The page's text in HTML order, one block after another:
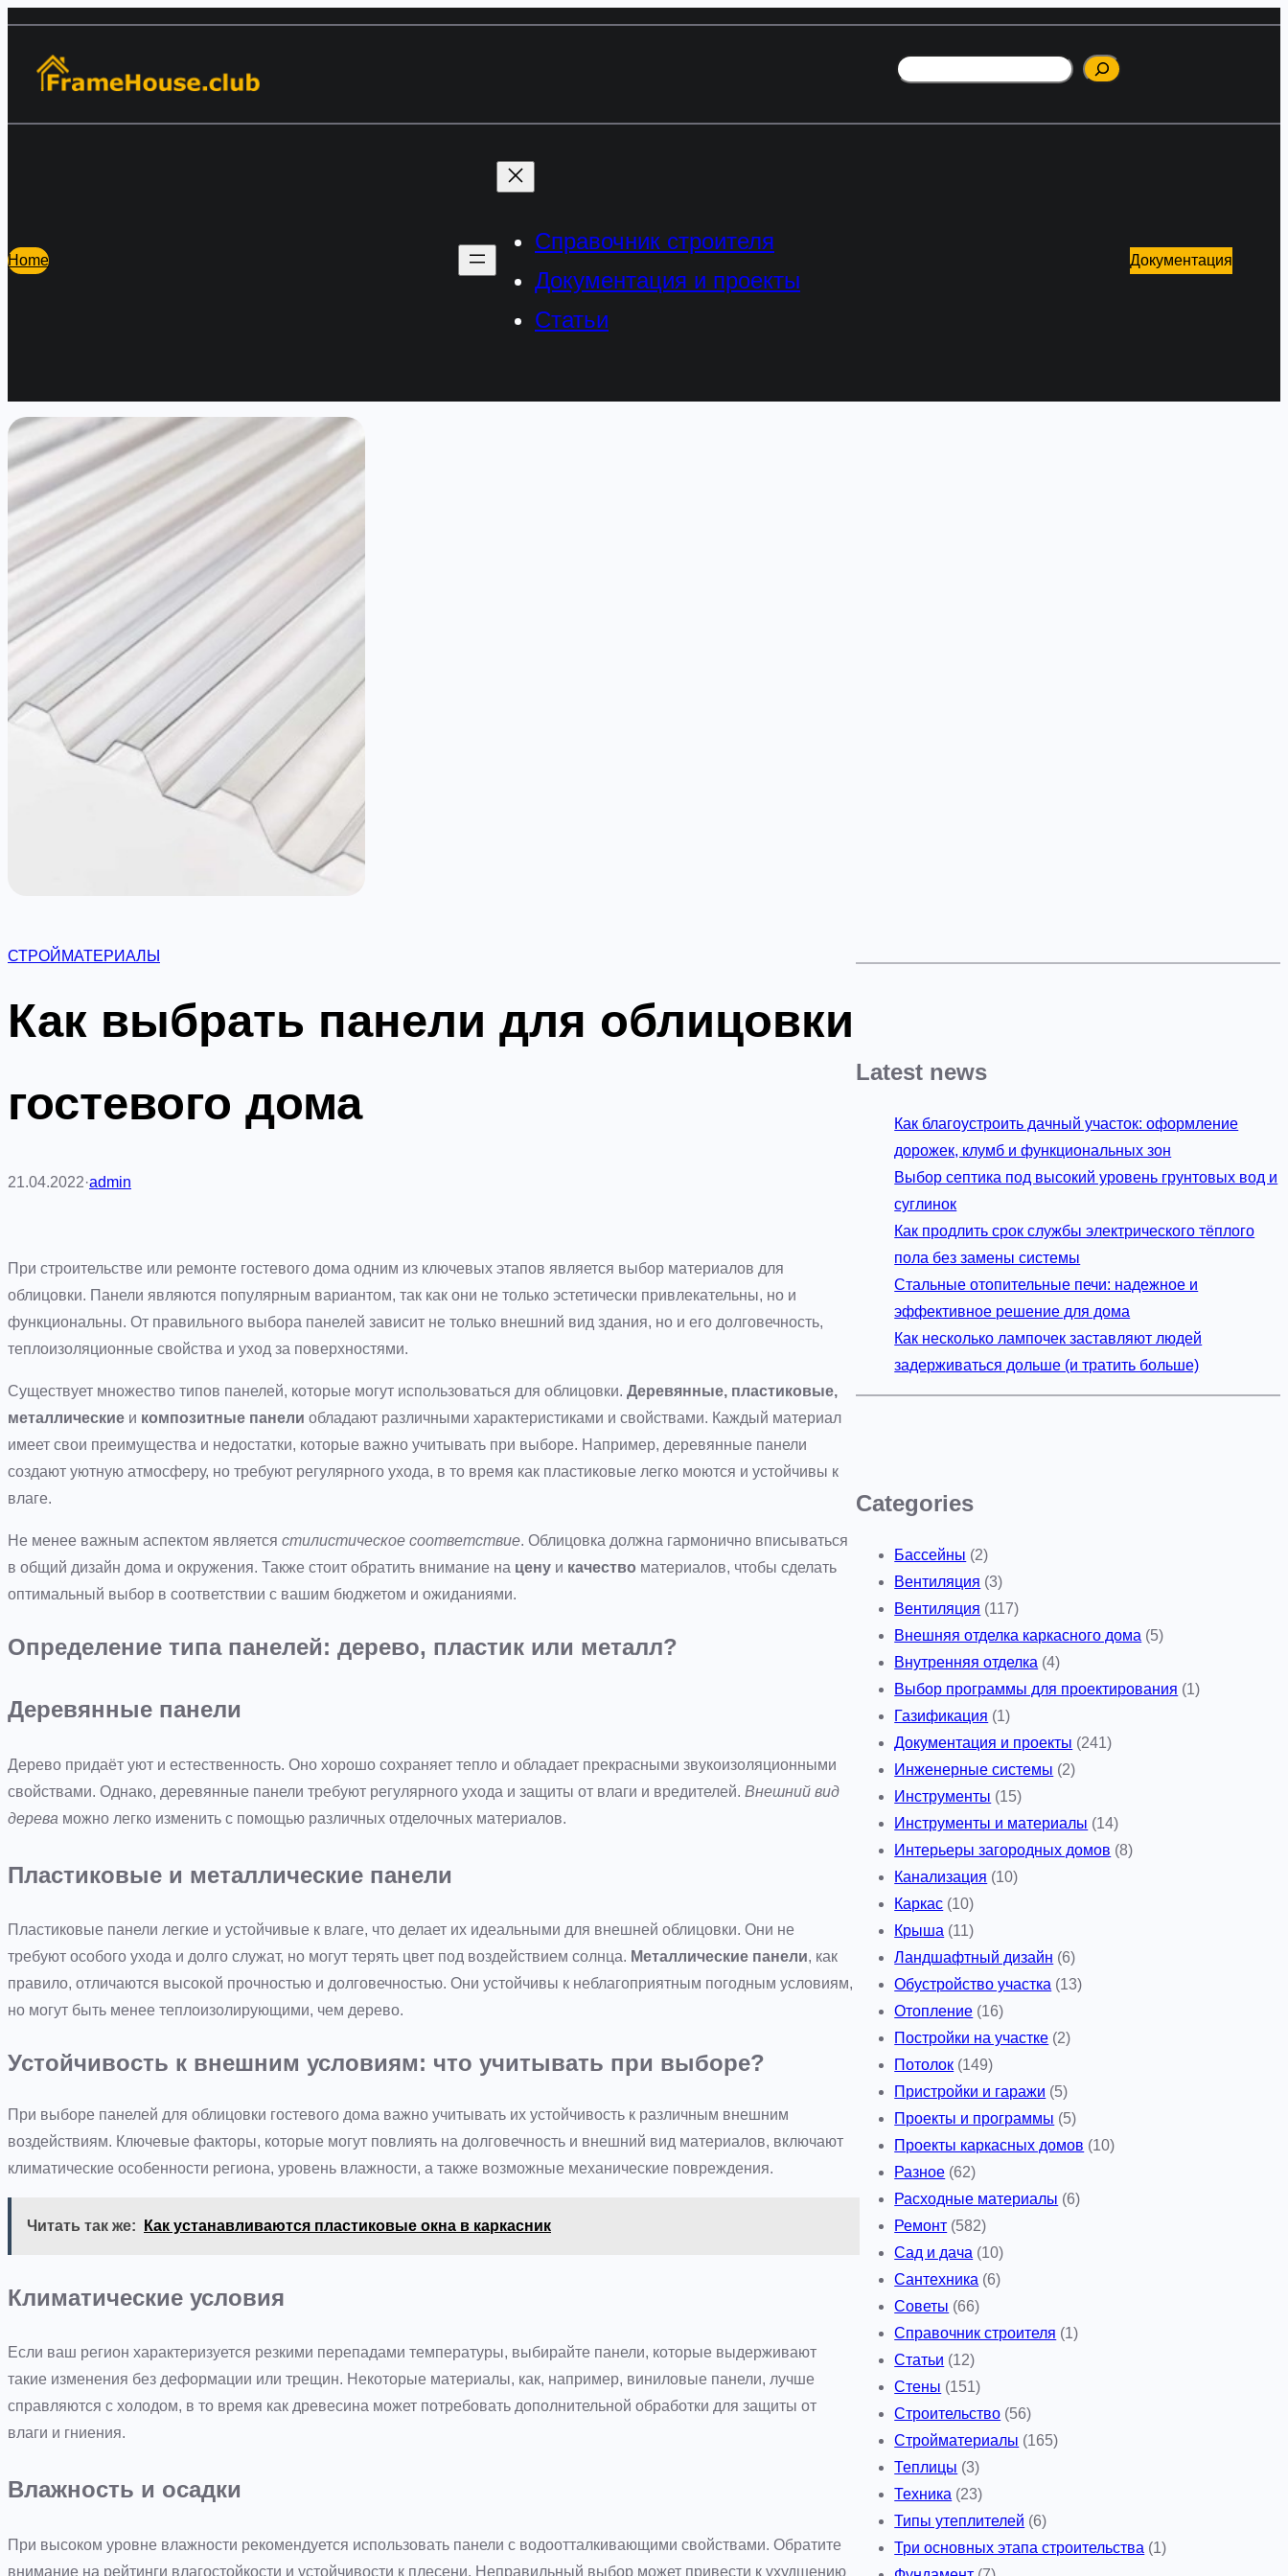
содержимому
Поиск
Home
Справочник строителя
Документация и проекты
Статьи
Документация
СТРОЙМАТЕРИАЛЫ
Как выбрать панели для облицовки
гостевого дома
21.04.2022·admin
При строительстве или ремонте гостевого дома одним из ключевых этапов является выбор материалов для
облицовки. Панели являются популярным вариантом, так как они не только эстетически привлекательны, но и
функциональны. От правильного выбора панелей зависит не только внешний вид здания, но и его долговечность,
теплоизоляционные свойства и уход за поверхностями.
Существует множество типов панелей, которые могут использоваться для облицовки. Деревянные, пластиковые,
металлические и композитные панели обладают различными характеристиками и свойствами. Каждый материал
имеет свои преимущества и недостатки, которые важно учитывать при выборе. Например, деревянные панели
создают уютную атмосферу, но требуют регулярного ухода, в то время как пластиковые легко моются и устойчивы к
влаге.
Не менее важным аспектом является стилистическое соответствие. Облицовка должна гармонично вписываться
в общий дизайн дома и окружения. Также стоит обратить внимание на цену и качество материалов, чтобы сделать
оптимальный выбор в соответствии с вашим бюджетом и ожиданиями.
Определение типа панелей: дерево, пластик или металл?
Деревянные панели
Дерево придаёт уют и естественность. Оно хорошо сохраняет тепло и обладает прекрасными звукоизоляционными
свойствами. Однако, деревянные панели требуют регулярного ухода и защиты от влаги и вредителей. Внешний вид
дерева можно легко изменить с помощью различных отделочных материалов.
Пластиковые и металлические панели
Пластиковые панели легкие и устойчивые к влаге, что делает их идеальными для внешней облицовки. Они не
требуют особого ухода и долго служат, но могут терять цвет под воздействием солнца. Металлические панели, как
правило, отличаются высокой прочностью и долговечностью. Они устойчивы к неблагоприятным погодным условиям,
но могут быть менее теплоизолирующими, чем дерево.
Устойчивость к внешним условиям: что учитывать при выборе?
При выборе панелей для облицовки гостевого дома важно учитывать их устойчивость к различным внешним
воздействиям. Ключевые факторы, которые могут повлиять на долговечность и внешний вид материалов, включают
климатические особенности региона, уровень влажности, а также возможные механические повреждения.
Читать так же: Как устанавливаются пластиковые окна в каркасник
Климатические условия
Если ваш регион характеризуется резкими перепадами температуры, выбирайте панели, которые выдерживают
такие изменения без деформации или трещин. Некоторые материалы, как, например, виниловые панели, лучше
справляются с холодом, в то время как древесина может потребовать дополнительной обработки для защиты от
влаги и гниения.
Влажность и осадки
При высоком уровне влажности рекомендуется использовать панели с водоотталкивающими свойствами. Обратите
внимание на рейтинги влагостойкости и устойчивости к плесени. Неправильный выбор может привести к ухудшению
Latest news
Как благоустроить дачный участок: оформление
дорожек, клумб и функциональных зон
Выбор септика под высокий уровень грунтовых вод и
суглинок
Как продлить срок службы электрического тёплого
пола без замены системы
Стальные отопительные печи: надежное и
эффективное решение для дома
Как несколько лампочек заставляют людей
задерживаться дольше (и тратить больше)
Categories
Бассейны (2)
Вентиляция (3)
Вентиляция (117)
Внешняя отделка каркасного дома (5)
Внутренняя отделка (4)
Выбор программы для проектирования (1)
Газификация (1)
Документация и проекты (241)
Инженерные системы (2)
Инструменты (15)
Инструменты и материалы (14)
Интерьеры загородных домов (8)
Канализация (10)
Каркас (10)
Крыша (11)
Ландшафтный дизайн (6)
Обустройство участка (13)
Отопление (16)
Постройки на участке (2)
Потолок (149)
Пристройки и гаражи (5)
Проекты и программы (5)
Проекты каркасных домов (10)
Разное (62)
Расходные материалы (6)
Ремонт (582)
Сад и дача (10)
Сантехника (6)
Советы (66)
Справочник строителя (1)
Статьи (12)
Стены (151)
Строительство (56)
Стройматериалы (165)
Теплицы (3)
Техника (23)
Типы утеплителей (6)
Три основных этапа строительства (1)